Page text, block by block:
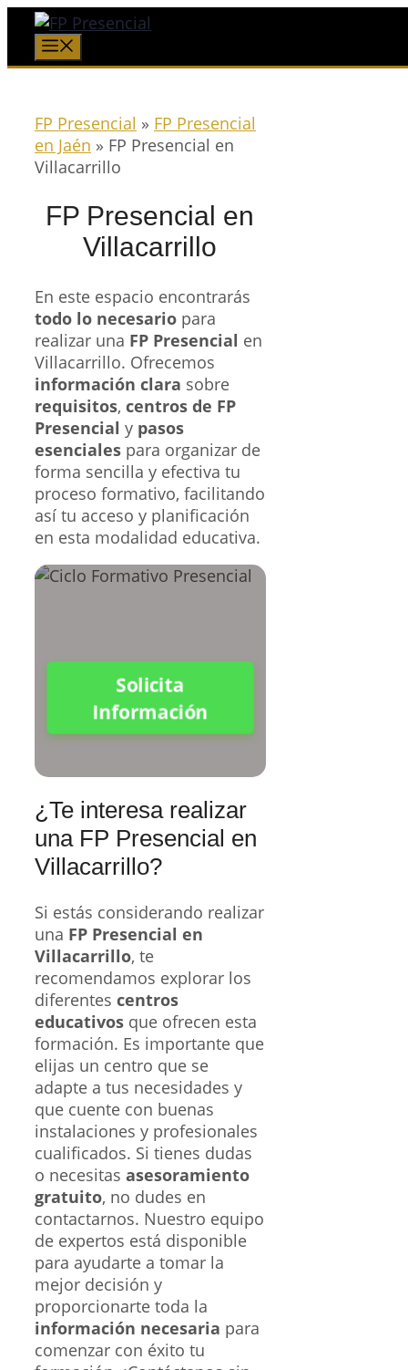
Saltar
contenido
FP Presencial » FP Presencial
en Jaén » FP Presencial en
Villacarrillo
FP Presencial en
Villacarrillo
En este espacio encontrarás
todo lo necesario para
realizar una FP Presencial en
Villacarrillo. Ofrecemos
información clara sobre
requisitos, centros de FP
Presencial y pasos
esenciales para organizar de
forma sencilla y efectiva tu
proceso formativo, facilitando
así tu acceso y planificación
en esta modalidad educativa.
Solicita
Información
¿Te interesa realizar
una FP Presencial en
Villacarrillo?
Si estás considerando realizar
una FP Presencial en
Villacarrillo, te
recomendamos explorar los
diferentes centros
educativos que ofrecen esta
formación. Es importante que
elijas un centro que se
adapte a tus necesidades y
que cuente con buenas
instalaciones y profesionales
cualificados. Si tienes dudas
o necesitas asesoramiento
gratuito, no dudes en
contactarnos. Nuestro equipo
de expertos está disponible
para ayudarte a tomar la
mejor decisión y
proporcionarte toda la
información necesaria para
comenzar con éxito tu